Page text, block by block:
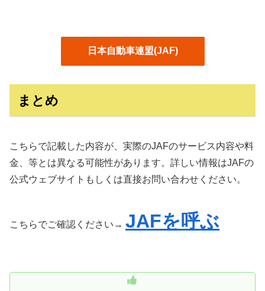
日本自動車連盟(JAF)
まとめ
こちらで記載した内容が、実際のJAFのサービス内容や料
金、等とは異なる可能性があります。詳しい情報はJAFの
公式ウェブサイトもしくは直接お問い合わせください。
こちらでご確認ください→ JAFを呼ぶ